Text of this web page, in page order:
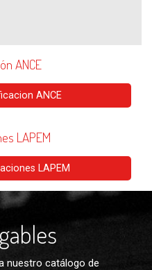
ANCE
ANCE
LAPEM
LAPEM
nuestro catálogo de